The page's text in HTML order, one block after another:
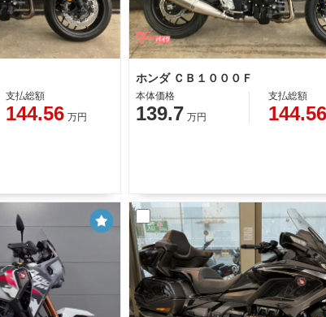
支払総額
144.56 万円
ホンダ ＣＢ１０００Ｆ
本体価格
139.7 万円
支払総額
144.56